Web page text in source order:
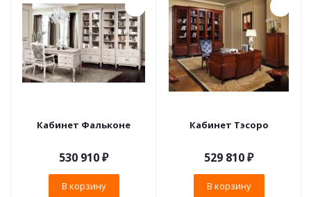
Кабинет Фальконе
530 910₽
В корзину
Кабинет Тэсоро
529 810₽
В корзину